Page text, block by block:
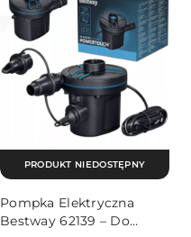
Pompka Elektryczna
Bestway 62139 – Do
PRODUKT NIEDOSTĘPNY